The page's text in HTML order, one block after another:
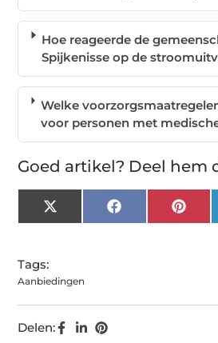
Hoe reageerde de
Spijkenisse op de
Welke
voor personen met
Goed artikel? Deel hem
X
(Twitter)
Facebook
Tags:
Aanbiedingen
Delen: